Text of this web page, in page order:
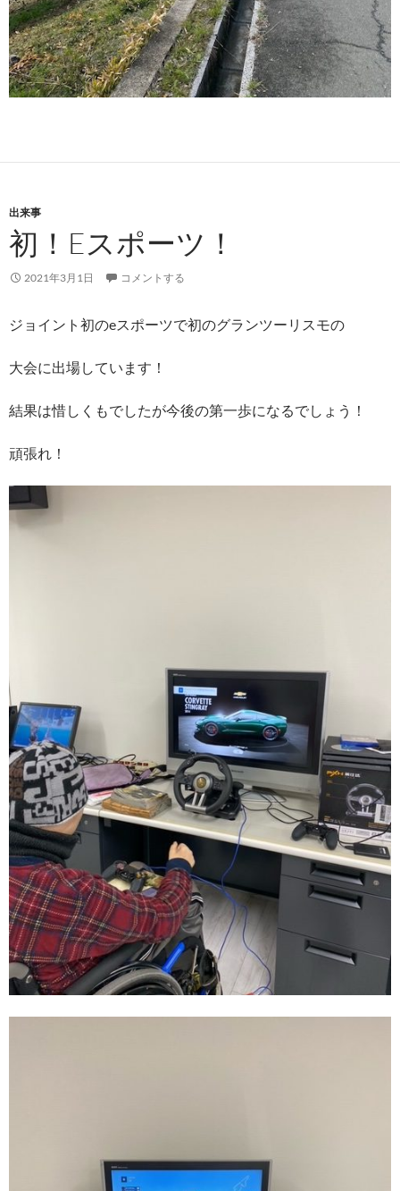
出来事
初！Eスポーツ！
2021年3月1日 コメントする
ジョイント初のeスポーツで初のグランツーリスモの
大会に出場しています！
結果は惜しくもでしたが今後の第一歩になるでしょう！
頑張れ！